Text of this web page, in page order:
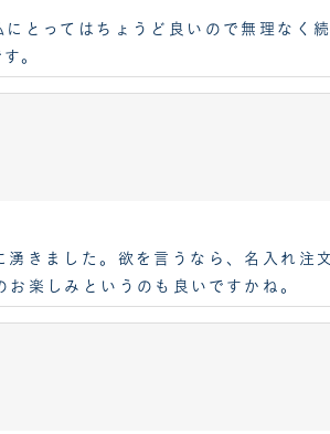
とってはちょうど良いので無理なく
。
きました。欲を言うなら、名入れ注
楽しみというのも良いですかね。